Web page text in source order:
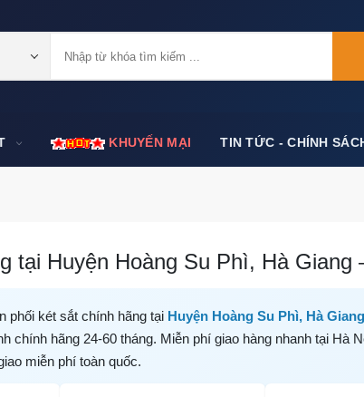
KHUYẾN MẠI TIN TỨC - CHÍNH
tại Huyện Hoàng Su Phì, Hà
phối két sắt chính hãng tại Huyện Hoàng Su Phì, Hà Giang
chính hãng 24-60 tháng. Miễn phí giao hàng nhanh tại
miễn phí toàn quốc.